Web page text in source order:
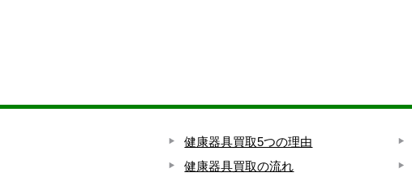
健康器具買取5つの理由
健康器具買取の流れ